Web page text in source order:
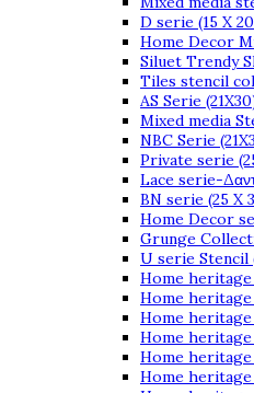
D serie (15 X
Home Decor
Siluet Trendy
Tiles stencil
AS Serie
Mixed media
NBC Serie
Private serie
Lace serie-
BN serie (25 X
Home Decor
Grunge
U serie Stencil
Home heritage
Home heritage
Home heritage
Home heritage
Home heritage
Home heritage